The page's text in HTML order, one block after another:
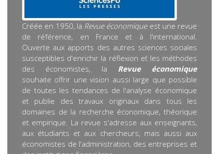
Créée en 1950, la Revue économiqueest une revue
de référence, en France et à l'international.
Ouverte aux apports des autres sciences sociales
susceptibles d'enrichir la réflexion et les méthodes
des économistes, la Revue économique
souhaite offrir une vision aussi large que possible
de toutes les tendances de l'analyse économique
et publie des travaux originaux dans tous les
domaines de la recherche économique, théorique
et empirique. La revue s'adresse aux enseignants,
aux étudiants et aux chercheurs, mais aussi aux
économistes de l'administration, des entreprises et